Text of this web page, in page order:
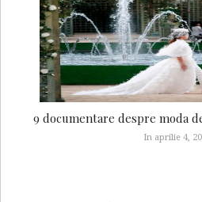
9 documentare despre moda
In aprilie 4,